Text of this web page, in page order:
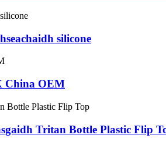
silicone
China OEM
Tritan Bottle Plastic Flip